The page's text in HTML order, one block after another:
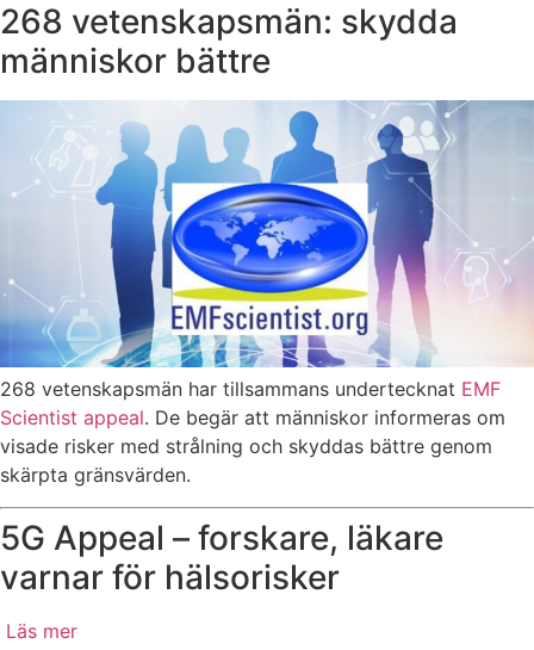
268 vetenskapsmän: skydda
människor bättre
268 vetenskapsmän har tillsammans undertecknat EMF
Scientist appeal. De begär att människor informeras om
visade risker med strålning och skyddas bättre genom
skärpta gränsvärden.
5G Appeal – forskare, läkare
varnar för hälsorisker
Läs mer